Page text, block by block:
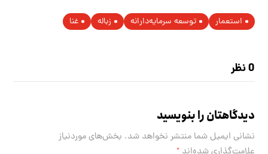
استعمار توسعه سرمایه‌دارانه زباله غنا
0 نظر
دیدگاهتان را بنویسید
نشانی ایمیل شما منتشر نخواهد شد. بخش‌های موردنیاز
*